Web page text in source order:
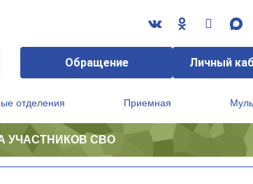
Обращение Личный
отделения Приемная
УЧАСТНИКОВ СВО